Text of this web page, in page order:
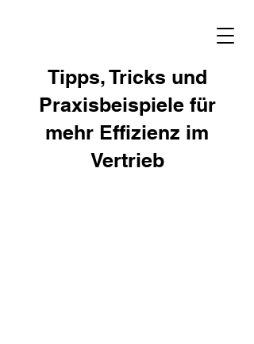
Tipps, Tricks und
Praxisbeispiele für
mehr Effizienz im
Vertrieb